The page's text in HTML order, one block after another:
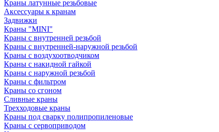
Краны латунные резьбовые
Аксессуары к кранам
Задвижки
Краны "MINI"
Краны с внутренней резьбой
Краны с внутренней-наружной резьбой
Краны с воздухоотводчиком
Краны с накидной гайкой
Краны с наружной резьбой
Краны с фильтром
Краны со сгоном
Сливные краны
Трехходовые краны
Краны под сварку полипропиленовые
Краны с сервоприводом